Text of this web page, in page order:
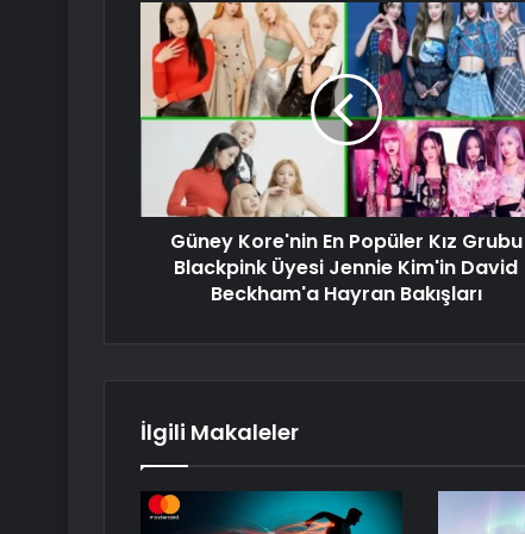
Güney Kore'nin En Popüler Kız Grubu
Blackpink Üyesi Jennie Kim'in David
Beckham'a Hayran Bakışları
İlgili Makaleler